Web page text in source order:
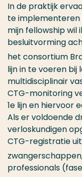
In de praktijk
te implementeren
mijn fellowship wil
besluitvorming
het consortium
lijn in te voeren bij
multidisciplinair
CTG-monitoring
1e lijn en hiervoor
Als er voldoende
verloskundigen
CTG-registratie
professionals